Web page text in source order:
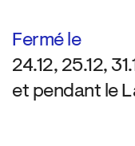
Fermé le
24.12, 25.12,
et pendant le